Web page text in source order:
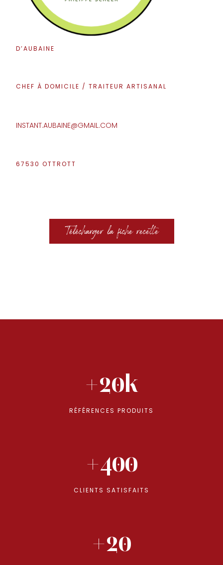
D’AUBAINE
CHEF À DOMICILE / TRAITEUR ARTISANAL
INSTANT.AUBAINE@GMAIL.COM
67530 OTTROTT
Télécharger la fiche recette
+20k
RÉFÉRENCES PRODUITS
+400
CLIENTS SATISFAITS
+20